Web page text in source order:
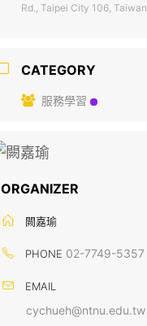
Rd., Taipei City 106, Taiwan
CATEGORY
服務學習
ORGANIZER
闕嘉瑜
PHONE 02-7749-5357
EMAIL
cychueh@ntnu.edu.tw